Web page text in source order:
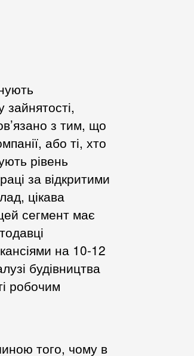
з тим, що
або ті, хто
рівень
за відкритими
цікава
сегмент має
на 10-12
будівництва
робочим
того, чому в